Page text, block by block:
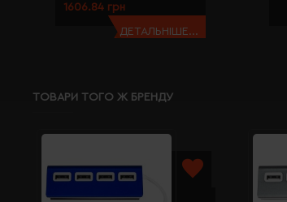
1606.84 грн
ДЕТАЛЬНІШЕ...
ТОВАРИ ТОГО Ж БРЕНДУ